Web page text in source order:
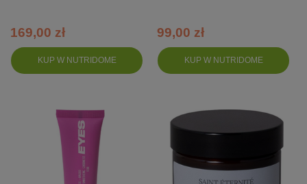
KUP W NUTRIDOME
169,00 zł
KUP W NUTRIDOME
99,00 zł